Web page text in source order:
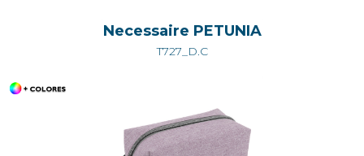
Necessaire PETUNIA
T727_D.C